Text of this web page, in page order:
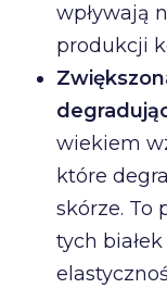
wpływają
produkcji
wiekiem
które
skórze. To
tych